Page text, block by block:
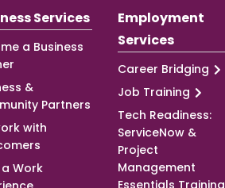
Services
a Business
&
Partners
with
Work
Employment
Services
Career Bridging
Job Training
Tech Readiness:
ServiceNow &
Project
Management
Essentials Training